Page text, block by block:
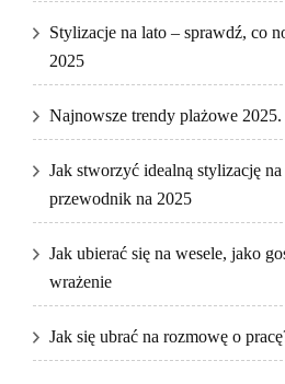
Stylizacje na lato – sprawdź, co
2025
Najnowsze trendy plażowe
Jak stworzyć idealną stylizację
przewodnik na 2025
Jak ubierać się na wesele, jako
wrażenie
Jak się ubrać na rozmowę o